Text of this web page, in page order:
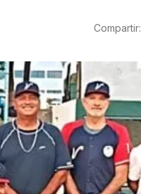
Compartir: